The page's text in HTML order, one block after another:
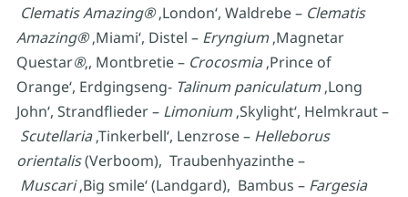
Clematis Amazing®‚London‘, Waldrebe – Clematis
Amazing®‚Miami‘, Distel – Eryngium‚Magnetar
Questar®‚, Montbretie – Crocosmia‚Prince of
Orange‘, Erdgingseng- Talinum paniculatum‚Long
John‘, Strandflieder – Limonium‚Skylight‘, Helmkraut –
Scutellaria‚Tinkerbell‘, Lenzrose – Helleborus
orientalis(Verboom), Traubenhyazinthe –
Muscari‚Big smile‘ (Landgard), Bambus – Fargesia